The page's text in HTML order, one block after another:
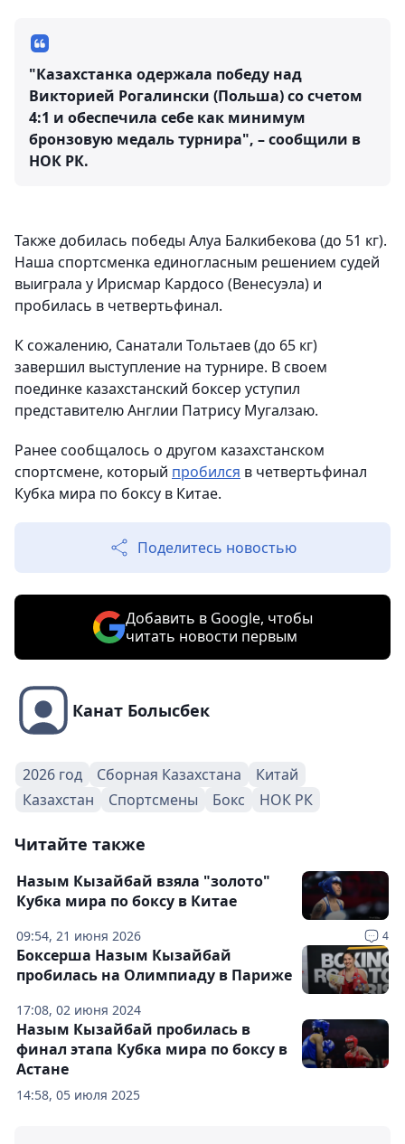
"Казахстанка одержала победу над
Викторией Рогалински (Польша) со счетом
4:1 и обеспечила себе как минимум
бронзовую медаль турнира", – сообщили в
НОК РК.
Также добилась победы Алуа Балкибекова (до 51 кг).
Наша спортсменка единогласным решением судей
выиграла у Ирисмар Кардосо (Венесуэла) и
пробилась в четвертьфинал.
К сожалению, Санатали Тольтаев (до 65 кг)
завершил выступление на турнире. В своем
поединке казахстанский боксер уступил
представителю Англии Патрису Мугалзаю.
Ранее сообщалось о другом казахстанском
спортсмене, который пробился в четвертьфинал
Кубка мира по боксу в Китае.
Поделитесь новостью
Добавить в Google, чтобы
читать новости первым
Канат Болысбек
2026 год Сборная Казахстана
Китай
Казахстан
Спортсмены Бокс НОК РК
Читайте также
09:54, 21 июня 2026 4
Назым Кызайбай взяла "золото"
Кубка мира по боксу в Китае
17:08, 02 июня 2024
Боксерша Назым Кызайбай
пробилась на Олимпиаду в Париже
14:58, 05 июля 2025
Назым Кызайбай пробилась в
финал этапа Кубка мира по боксу в
Астане